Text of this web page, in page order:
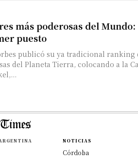
más poderosas del
puesto
publicó su ya tradicional ranking
del Planeta Tierra, colocando a la
NOTICIAS
Córdoba